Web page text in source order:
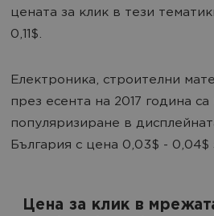
цената за клик в тези
0,11$.
Електроника, строителни
през есента на 2017 година
популяризиране в
България с цена 0,03$ - 0,04$
Цена за клик в